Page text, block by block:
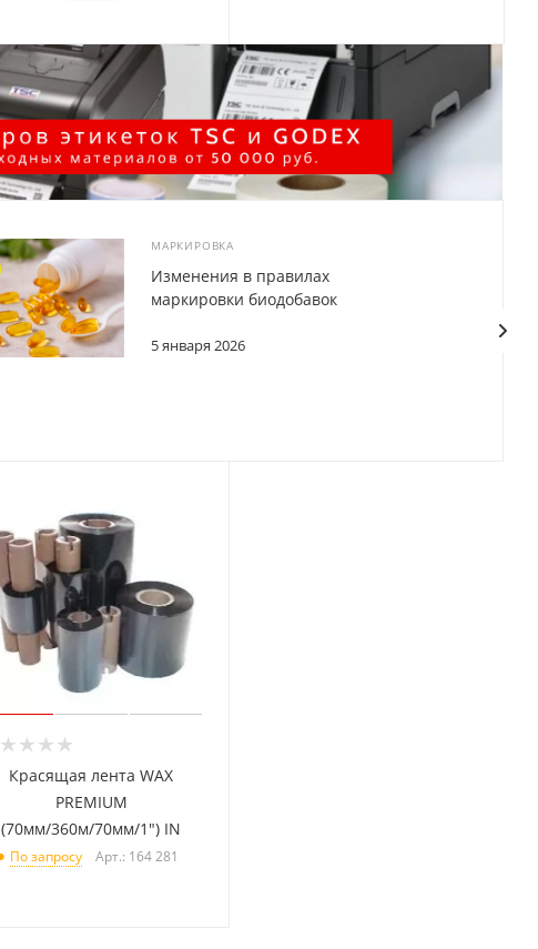
МАРКИРОВКА
5 января 2026
Изменения в правилах
маркировки биодобавок
Красящая лента WAX
PREMIUM
(70мм/360м/70мм/1") IN
По запросу Арт.: 164 281